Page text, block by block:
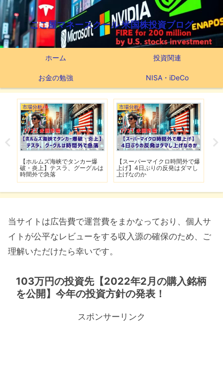
ここ屋マネースクール 米国株投資ブログ
ホーム 投資関連
お金の勉強 NISA・iDeCo
市場分析
【ホルムズ海峡でタンカー爆
破・炎上】テスラ、グーグルは
時間外で急落
市場分析
【スーパーマイクロ時間外で爆
上げ】4日ぶりの反発はダマし
上げなのか
当サイトは広告費で運営費をまかなっており、個人サ
イトが公平なレビューをする収入源の確保のため、ご
理解いただけたら幸いです。
103万円の投資先【2022年2月の購入銘柄
を公開】今年の投資方針の発表！
スポンサーリンク